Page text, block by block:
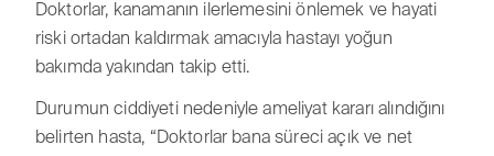
Doktorlar, kanamanın ilerlemesini önlemek ve hayati
riski ortadan kaldırmak amacıyla hastayı yoğun
bakımda yakından takip etti.
Durumun ciddiyeti nedeniyle ameliyat kararı alındığını
belirten hasta, “Doktorlar bana süreci açık ve net